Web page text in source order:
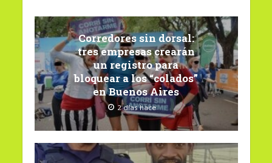
Corredores sin dorsal:
tres empresas crearán
un registro para
bloquear a los “colados”
en Buenos Aires
2 días hace